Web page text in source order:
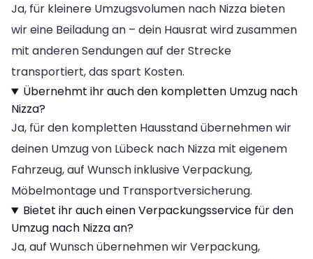
Ja, für kleinere Umzugsvolumen nach Nizza bieten
wir eine Beiladung an – dein Hausrat wird zusammen
mit anderen Sendungen auf der Strecke
transportiert, das spart Kosten.
Übernehmt ihr auch den kompletten Umzug nach
Nizza?
Ja, für den kompletten Hausstand übernehmen wir
deinen Umzug von Lübeck nach Nizza mit eigenem
Fahrzeug, auf Wunsch inklusive Verpackung,
Möbelmontage und Transportversicherung.
Bietet ihr auch einen Verpackungsservice für den
Umzug nach Nizza an?
Ja, auf Wunsch übernehmen wir Verpackung,